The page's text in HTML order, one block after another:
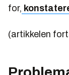
for,
(artikkelen